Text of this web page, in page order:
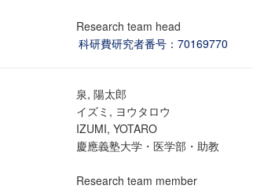
Research team head
科研費研究者番号：70169770
泉, 陽太郎
イズミ, ヨウタロウ
IZUMI, YOTARO
慶應義塾大学・医学部・助教
Research team member